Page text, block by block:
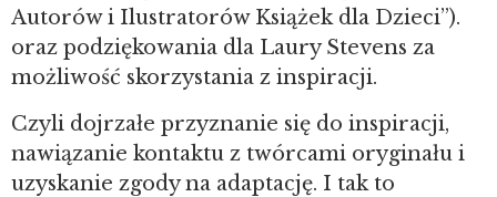
Autorów i Ilustratorów Książek dla Dzieci”).
oraz podziękowania dla Laury Stevens za
możliwość skorzystania z inspiracji.
Czyli dojrzałe przyznanie się do inspiracji,
nawiązanie kontaktu z twórcami oryginału i
uzyskanie zgody na adaptację. I tak to